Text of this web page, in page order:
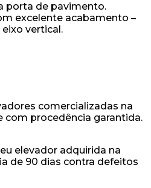
porta de pavimento.
excelente acabamento –
vertical.
comercializadas na
com procedência garantida.
elevador adquirida na
de 90 dias contra defeitos